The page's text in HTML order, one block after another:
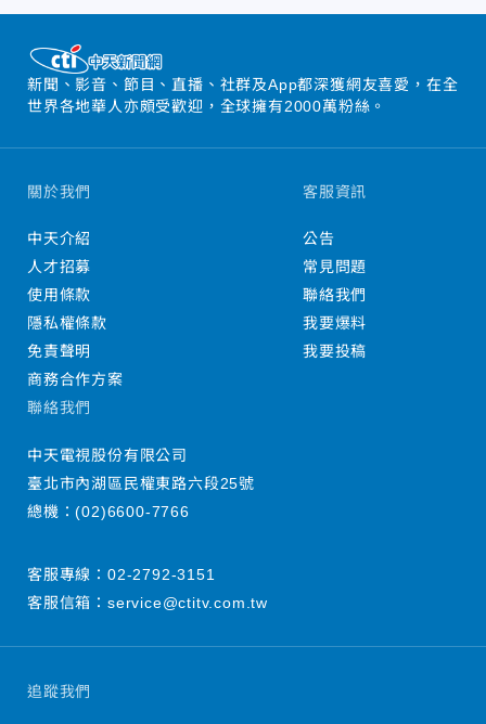
新聞、影音、節目、直播、社群及App都深獲網友喜愛，在全
世界各地華人亦頗受歡迎，全球擁有2000萬粉絲。
追蹤我們
關於我們
中天介紹
人才招募
使用條款
隱私權條款
免責聲明
商務合作方案
客服資訊
公告
常見問題
聯絡我們
我要爆料
我要投稿
聯絡我們
中天電視股份有限公司
臺北市內湖區民權東路六段25號
總機：(02)6600-7766
客服專線： 02-2792-3151
客服信箱： service@ctitv.com.tw